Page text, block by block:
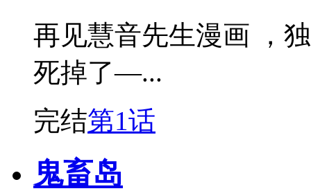
再见慧音先生漫画 ，
死掉了—...
完结第1话
鬼畜岛